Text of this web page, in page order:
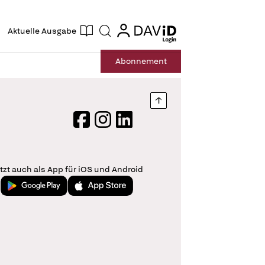
Aktuelle Ausgabe Suche login
login
Abonnement
Nach oben springen
FacebookInstagram
LinkedIn
auch als App für iOS und Android
Jetzt bei Google PlayLaden im App Store